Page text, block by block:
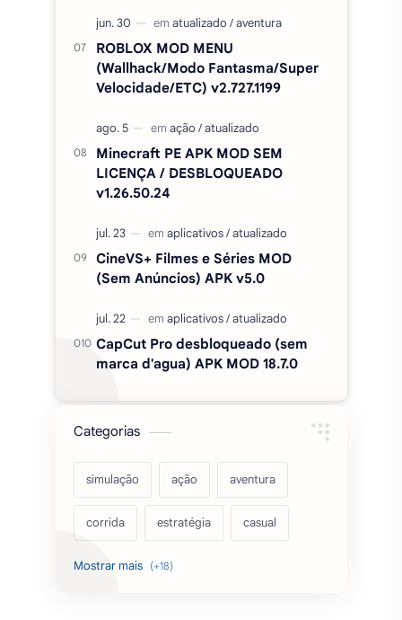
v1.26.50.24
CineVS+ Filmes e Séries MOD
CapCut Pro desbloqueado (sem
marca d'agua) APK MOD 18.7.0
Categorias
simulação ação aventura
corrida estratégia casual
acarde esportes filmes
mundo aberto sobrevivência
luta educação
emuladores
© 2026 ‧Sinho Gamer MODS APK
Termos de condições |Política de privacidade